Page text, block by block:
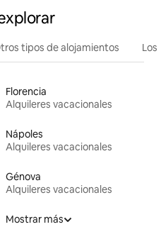
tipos de alojamientos
Florencia
Alquileres vacacionales
Nápoles
Alquileres vacacionales
Génova
Alquileres vacacionales
Mostrar más